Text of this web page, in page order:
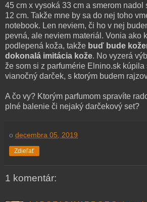
45 cm x vysoká 33 cm a smerom nadol
12 cm. Takže mne by sa do nej toho
notebook. Len neviem, či ho v nej
pevná, ale neviem materiál. Vonia ako
podlepená koža, takže buď bude
dokonalá imitácia kože. No vyzerá
že som si z parfumérie Elnino.sk
vianočný darček, s ktorým budem
A čo vy? Ktorým parfumom spravíte
plné balenie či nejaký darčekový set?
o decembra 05, 2019
Zdieľať
1 komentár: